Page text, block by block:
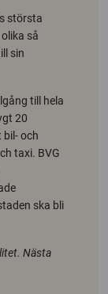
största
så
sin
till hela
20
och
taxi. BVG
ska bli
Nästa